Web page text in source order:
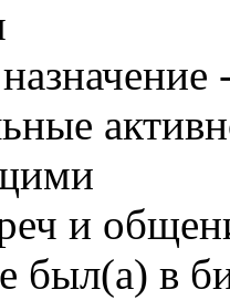
и
был(а) в